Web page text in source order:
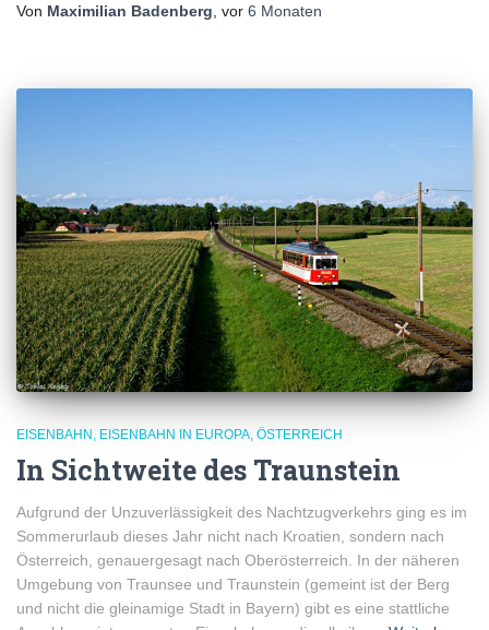
Von Maximilian Badenberg , vor 6 Monaten
EISENBAHN EISENBAHN IN EUROPA ÖSTERREICH
In Sichtweite des Traunstein
Aufgrund der Unzuverlässigkeit des Nachtzugverkehrs ging es im
Sommerurlaub dieses Jahr nicht nach Kroatien, sondern nach
Österreich, genauergesagt nach Oberösterreich. In der näheren
Umgebung von Traunsee und Traunstein (gemeint ist der Berg
und nicht die gleinamige Stadt in Bayern) gibt es eine stattliche